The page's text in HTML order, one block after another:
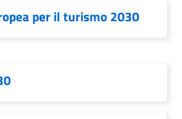
per il turismo 2030